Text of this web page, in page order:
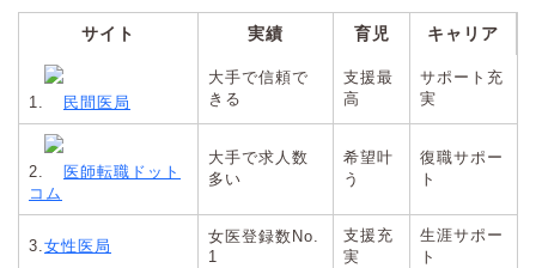
サイト 実績 育児 キャリア
1. 民間医局
大手で信頼で
きる
支援最
高
サポート充
実
2.
医師転職ドット
コム
大手で求人数
多い
希望叶
う
復職サポー
ト
3.女性医局
女医登録数No.
1
支援充
実
生涯サポー
ト